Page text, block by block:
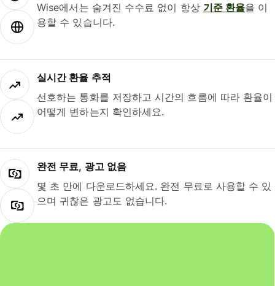
Wise에서는 숨겨진 수수료 없이 항상 기준 환율을 이
용할 수 있습니다.
실시간 환율 추적
선호하는 통화를 저장하고 시간의 흐름에 따라 환율이
어떻게 변하는지 확인하세요.
완전 무료, 광고 없음
몇 초 만에 다운로드하세요. 완전 무료로 사용할 수 있
으며 귀찮은 광고도 없습니다.